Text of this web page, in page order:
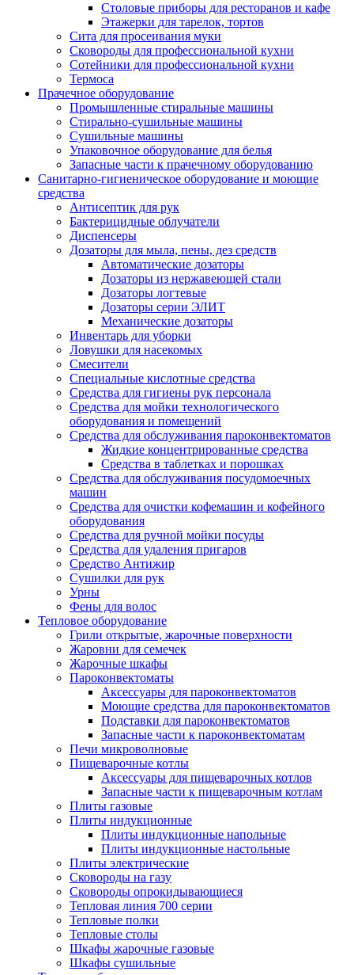
Столовые приборы для ресторанов и кафе
Этажерки для тарелок, тортов
Сита для просеивания муки
Сковороды для профессиональной кухни
Сотейники для профессиональной кухни
Термоса
Прачечное оборудование
Промышленные стиральные машины
Стирально-сушильные машины
Сушильные машины
Упаковочное оборудование для белья
Запасные части к прачечному оборудованию
Санитарно-гигиеническое оборудование и моющие
средства
Антисептик для рук
Бактерицидные облучатели
Диспенсеры
Дозаторы для мыла, пены, дез средств
Автоматические дозаторы
Дозаторы из нержавеющей стали
Дозаторы логтевые
Дозаторы серии ЭЛИТ
Механические дозаторы
Инвентарь для уборки
Ловушки для насекомых
Смесители
Специальные кислотные средства
Средства для гигиены рук персонала
Средства для мойки технологического
оборудования и помещений
Средства для обслуживания пароконвектоматов
Жидкие концентрированные средства
Средства в таблетках и порошках
Средства для обслуживания посудомоечных
машин
Средства для очистки кофемашин и кофейного
оборудования
Средства для ручной мойки посуды
Средства для удаления пригаров
Средство Антижир
Сушилки для рук
Урны
Фены для волос
Тепловое оборудование
Грили открытые, жарочные поверхности
Жаровни для семечек
Жарочные шкафы
Пароконвектоматы
Аксессуары для пароконвектоматов
Моющие средства для пароконвектоматов
Подставки для пароконвектоматов
Запасные части к пароконвектоматам
Печи микроволновые
Пищеварочные котлы
Аксессуары для пищеварочных котлов
Запасные части к пищеварочным котлам
Плиты газовые
Плиты индукционные
Плиты индукционные напольные
Плиты индукционные настольные
Плиты электрические
Сковороды на газу
Сковороды опрокидывающиеся
Тепловая линия 700 серии
Тепловые полки
Тепловые столы
Шкафы жарочные газовые
Шкафы сушильные